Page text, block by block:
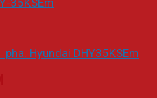
Hyundai DHY35KSEm